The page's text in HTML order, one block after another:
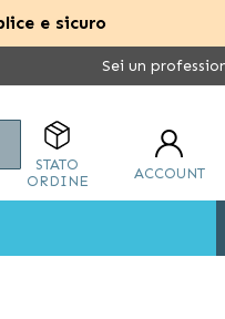
e sicuro
Sei un
STATO
ORDINE
ACCOUNT